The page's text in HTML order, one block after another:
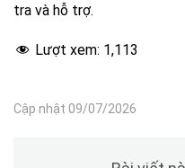
tra và hỗ trợ.
Lượt xem: 1,113
Cập nhật 09/07/2026